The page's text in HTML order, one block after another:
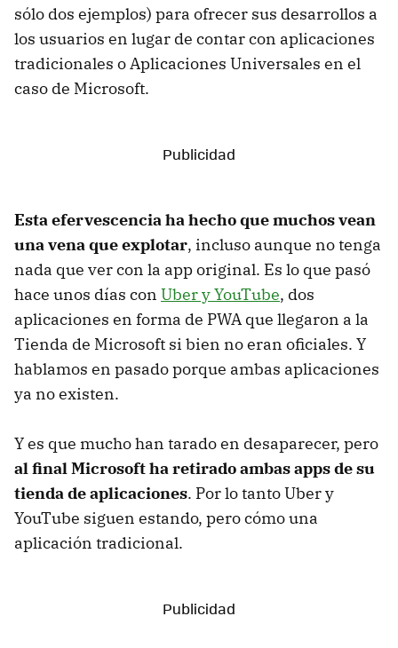
sólo dos ejemplos) para ofrecer sus desarrollos a
los usuarios en lugar de contar con aplicaciones
tradicionales o Aplicaciones Universales en el
caso de Microsoft.
Esta efervescencia ha hecho que muchos vean
una vena que explotar, incluso aunque no tenga
nada que ver con la app original. Es lo que pasó
hace unos días con Uber y YouTube, dos
aplicaciones en forma de PWA que llegaron a la
Tienda de Microsoft si bien no eran oficiales. Y
hablamos en pasado porque ambas aplicaciones
ya no existen.
Y es que mucho han tarado en desaparecer, pero
al final Microsoft ha retirado ambas apps de su
tienda de aplicaciones. Por lo tanto Uber y
YouTube siguen estando, pero cómo una
aplicación tradicional.